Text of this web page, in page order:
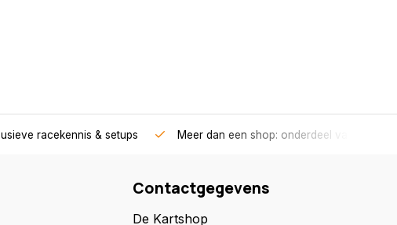
racekennis & setups Meer dan een shop: onderdeel van een
Contactgegevens
De Kartshop